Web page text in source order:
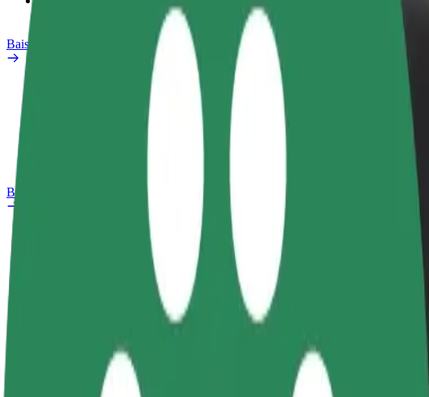
Baiskeli ya umeme
Bolt Plus
Maswali yanayoulizwa sana
Pata pesa kwa
masharti yako
Ongeza mgahawa au duka
Fikia wateja zaidi na
ongeza mapato